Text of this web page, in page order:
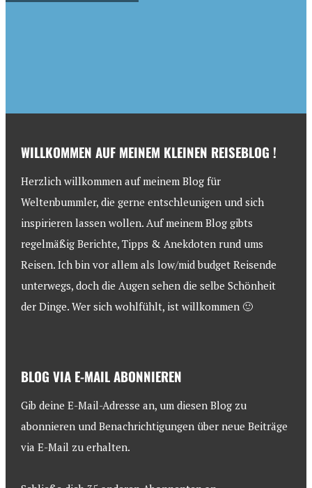
WILLKOMMEN AUF MEINEM KLEINEN REISEBLOG !
Herzlich willkommen auf meinem Blog für
Weltenbummler, die gerne entschleunigen und sich
inspirieren lassen wollen. Auf meinem Blog gibts
regelmäßig Berichte, Tipps & Anekdoten rund ums
Reisen. Ich bin vor allem als low/mid budget Reisende
unterwegs, doch die Augen sehen die selbe Schönheit
der Dinge. Wer sich wohlfühlt, ist willkommen 🙂
BLOG VIA E-MAIL ABONNIEREN
Gib deine E-Mail-Adresse an, um diesen Blog zu
abonnieren und Benachrichtigungen über neue Beiträge
via E-Mail zu erhalten.